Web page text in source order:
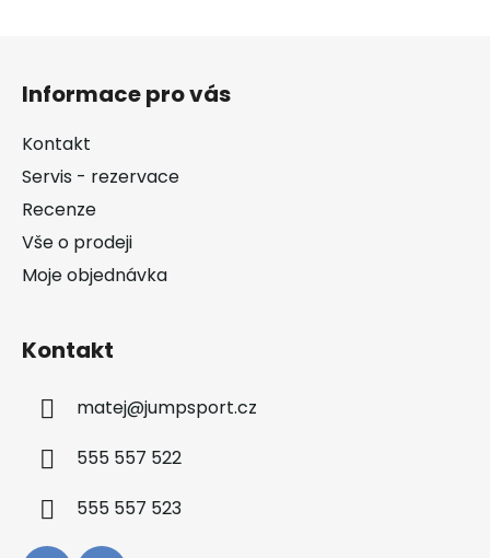
Informace pro vás
Kontakt
Servis - rezervace
Recenze
Vše o prodeji
Moje objednávka
Kontakt
matej@jumpsport.cz
555 557 522
555 557 523